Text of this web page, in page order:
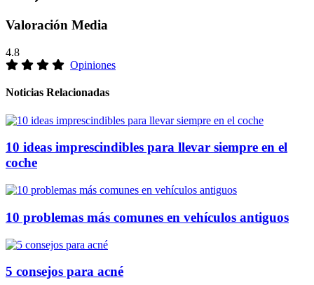
Valoración Media
4.8
Opiniones
Noticias Relacionadas
10 ideas imprescindibles para llevar siempre en el
coche
10 problemas más comunes en vehículos antiguos
5 consejos para acné